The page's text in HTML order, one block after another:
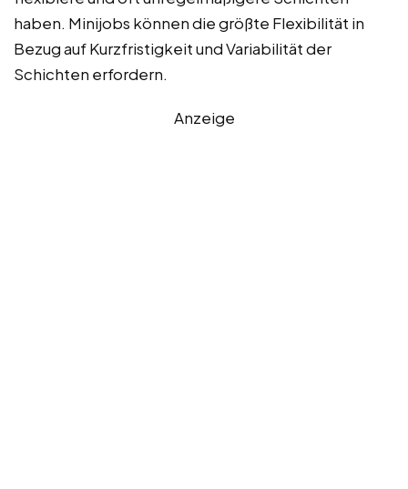
haben. Minijobs können die größte Flexibilität in
Bezug auf Kurzfristigkeit und Variabilität der
Schichten erfordern.
Anzeige